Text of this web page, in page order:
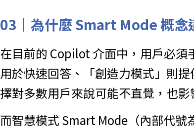
03 ｜為什麼 Smart Mode 概
在目前的 Copilot 介面中，用戶必須
用於快速回答、「創造力模式」則
擇對多數用戶來說可能不直覺，也影
而智慧模式 Smart Mode（內部代號